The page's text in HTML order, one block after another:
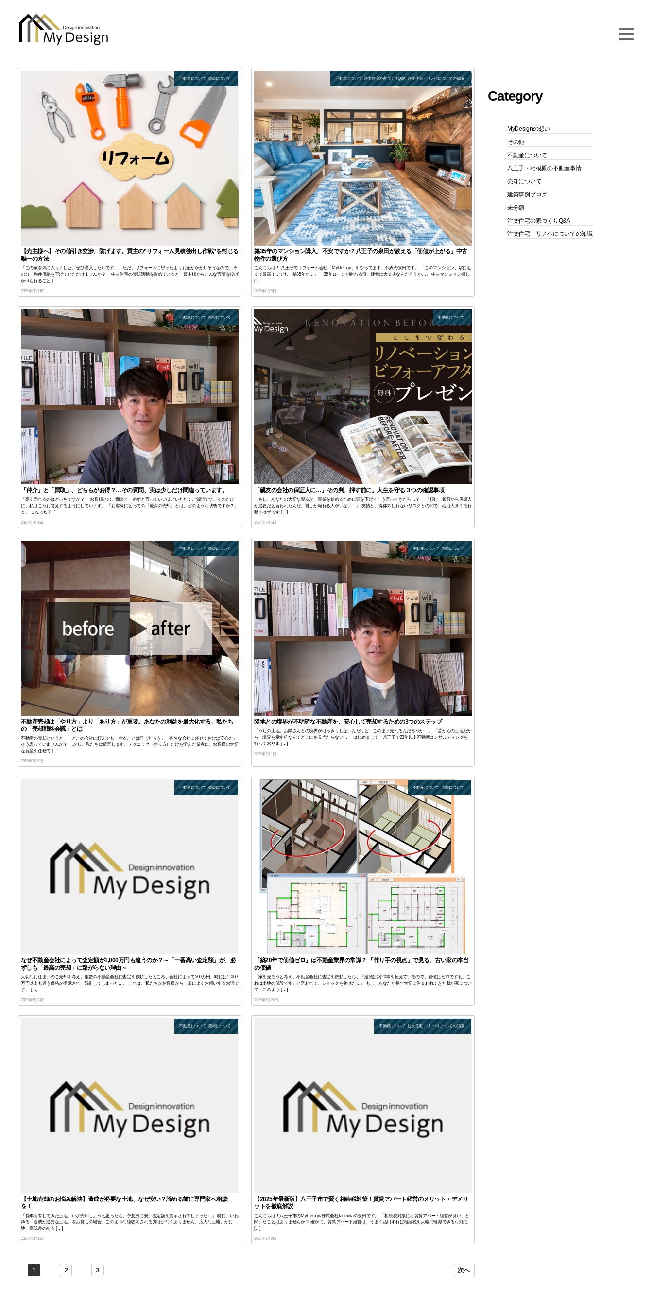
不動産について 売却について
【売主様へ】その値引き交渉、防げます。買主の”リフォーム見積後出し作戦”を封じる
唯一の方法
「この家を気に入りました。ぜひ購入したいです。…ただ、リフォームに思ったよりお金がかかりそうなので、そ
の分、物件価格を下げていただけませんか？」 中古住宅の売却活動を進めていると、買主様からこんな言葉を投げ
かけられること […]
2025年8月11日
不動産について 注文住宅の家づくりQ&A 注文住宅・リノベについての知識
築35年のマンション購入、不安ですか？八王子の泉田が教える「価値が上がる」中古
物件の選び方
こんにちは！ 八王子でリフォーム会社「MyDesign」をやってます、代表の泉田です。 「このマンション、駅に近
くて最高！…でも、築35年か…」 「35年ローンが終わる頃、建物は大丈夫なんだろうか…」 中古マンション探し
[…]
2025年8月5日
不動産について 売却について
「仲介」と「買取」、どちらがお得？…その質問、実は少しだけ間違っています。
「高く売れるのはどっちですか？」 お客様とのご面談で、必ずと言っていいほどいただくご質問です。そのたび
に、私はこうお答えするようにしています。 「お客様にとっての『最高の売却』とは、どのような状態ですか？」
と。 こんにち […]
2025年7月12日
不動産について
「親友の会社の保証人に…」その判、押す前に。人生を守る３つの確認事項
「もし、あなたの大切な親友が、事業を始めるために頭を下げてこう言ってきたら…？」 『頼む！銀行から保証人
が必要だと言われたんだ。君しか頼れる人がいない！』 友情と、得体のしれないリスクとの間で、心は大きく揺れ
動くはずです […]
2025年7月5日
不動産について 売却について
不動産売却は「やり方」より「あり方」が重要。あなたの利益を最大化する、私たち
の「売却戦略会議」とは
不動産の売却というと、「どこの会社に頼んでも、やることは同じだろう」「有名な会社に任せておけば安心だ」
そう思っていませんか？ しかし、私たちは断言します。テクニック（やり方）だけを学んだ業者に、お客様の大切
な資産を任せて […]
2025年7月1日
不動産について 売却について
隣地との境界が不明確な不動産を、安心して売却するための3つのステップ
「うちの土地、お隣さんとの境界がはっきりしないんだけど、このまま売れるんだろうか…」 「昔からの土地だか
ら、境界を示す杭なんてどこにも見当たらない…」 はじめまして、八王子で23年以上不動産コンサルティングを
行っておりま […]
2025年7月1日
不動産について 売却について
なぜ不動産会社によって査定額が1,000万円も違うのか？～「一番高い査定額」が、必
ずしも「最高の売却」に繋がらない理由～
大切なお住まいのご売却を考え、複数の不動産会社に査定を依頼したところ、会社によって500万円、時には1,000
万円以上も違う価格が提示され、混乱してしまった…。 これは、私たちがお客様から非常によくお伺いするお話で
す。 […]
2025年6月24日
不動産について 売却について
『築20年で価値ゼロ』は不動産業界の常識？ 「作り手の視点」で見る、古い家の本当
の価値
「家を売ろうと考え、不動産会社に査定を依頼したら、『建物は築20年を超えているので、価値はゼロですね。こ
れは土地の値段です』と言われて、ショックを受けた…」 もし、あなたが長年大切に住まわれてきた我が家につい
て、このよう […]
2025年6月24日
不動産について 売却について
【土地売却のお悩み解決】造成が必要な土地、なぜ安い？諦める前に専門家へ相談
を！
「長年所有してきた土地、いざ売却しようと思ったら、予想外に安い査定額を提示されてしまった…」 特に、いわ
ゆる「造成が必要な土地」をお持ちの場合、このような経験をされる方は少なくありません。広大な土地、がけ
地、高低差のある […]
2025年5月13日
不動産について 注文住宅・リノベについての知識
【2025年最新版】八王子市で賢く相続税対策！賃貸アパート経営のメリット・デメリ
ットを徹底解説
こんにちは！八王子市のMyDesign/株式会社Izumidaの泉田です。 「相続税対策には賃貸アパート経営が良い」と
聞いたことはありませんか？ 確かに、賃貸アパート経営は、うまく活用すれば相続税を大幅に軽減できる可能性
[…]
2025年3月9日
1 2 3 次へ
Category
MyDesignの想い
その他
不動産について
八王子・相模原の不動産事情
売却について
建築事例ブログ
未分類
注文住宅の家づくりQ&A
注文住宅・リノベについての知識